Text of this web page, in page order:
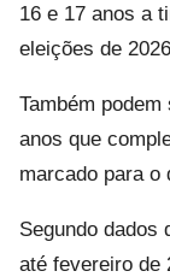
16 e 17 anos a
eleições de
Também
anos que
marcado para o
Segundo dados
até fevereiro de